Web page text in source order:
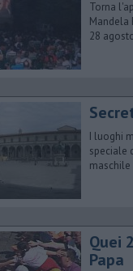
Torna
Mandela
28
I luoghi
speciale
maschile
Quei
Papa